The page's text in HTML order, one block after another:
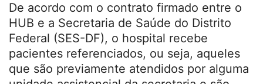
De acordo com o contrato firmado entre o
HUB e a Secretaria de Saúde do Distrito
Federal (SES-DF), o hospital recebe
pacientes referenciados, ou seja, aqueles
que são previamente atendidos por alguma